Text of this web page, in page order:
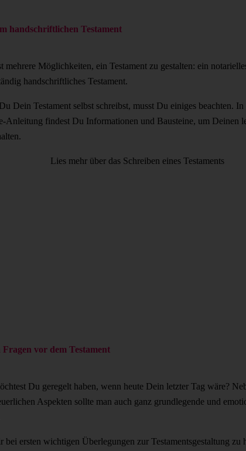
handschriftlichen Testament
mehrere Möglichkeiten, ein Testament zu gestalten: ein
handschriftliches Testament.
Dein Testament selbst schreibst, musst Du einiges beachten. In
Anleitung findest Du Informationen und Bausteine, um Deinen
Lies mehr über das Schreiben eines Testaments
Fragen vor dem Testament
Du geregelt haben, wenn heute Dein letzter Tag wäre?
Aspekten sollte man auch ganz grundlegende und
bei ersten wichtigen Überlegungen zur Testamentsgestaltung zu